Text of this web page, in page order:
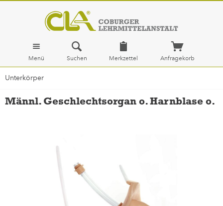
Menü Suchen Merkzettel Anfragekorb
Unterkörper
Männl. Geschlechtsorgan o. Harnblase o.